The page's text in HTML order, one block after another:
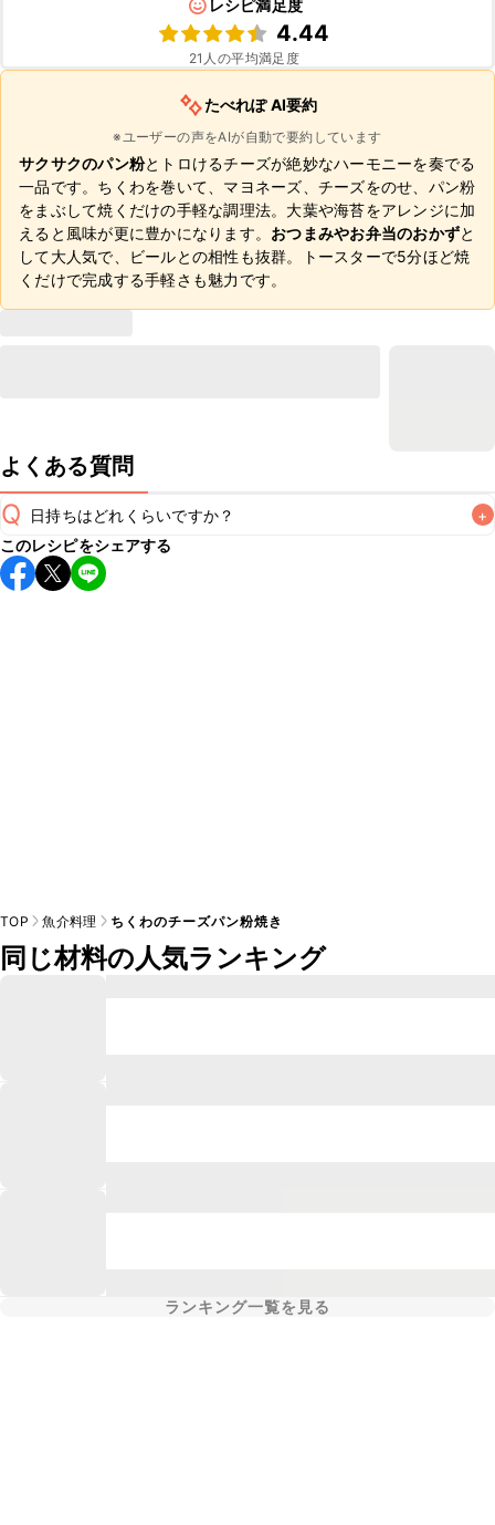
レシピ満足度
4.44
21 人の平均満足度
たべれぽ AI要約
※ユーザーの声をAIが自動で要約しています
サクサクのパン粉とトロけるチーズが絶妙なハーモニーを奏でる
一品です。ちくわを巻いて、マヨネーズ、チーズをのせ、パン粉
をまぶして焼くだけの手軽な調理法。大葉や海苔をアレンジに加
えると風味が更に豊かになります。 おつまみやお弁当のおかずと
して大人気で、ビールとの相性も抜群。トースターで5分ほど焼
くだけで完成する手軽さも魅力です。
よくある質問
Q 日持ちはどれくらいですか？ +
保存期間は冷蔵で翌日中が目安です。なるべくお早めにお召
し上がりください。
このレシピをシェアする
TOP 魚介料理 ちくわのチーズパン粉焼き
同じ材料の人気ランキング
ランキング一覧を見る